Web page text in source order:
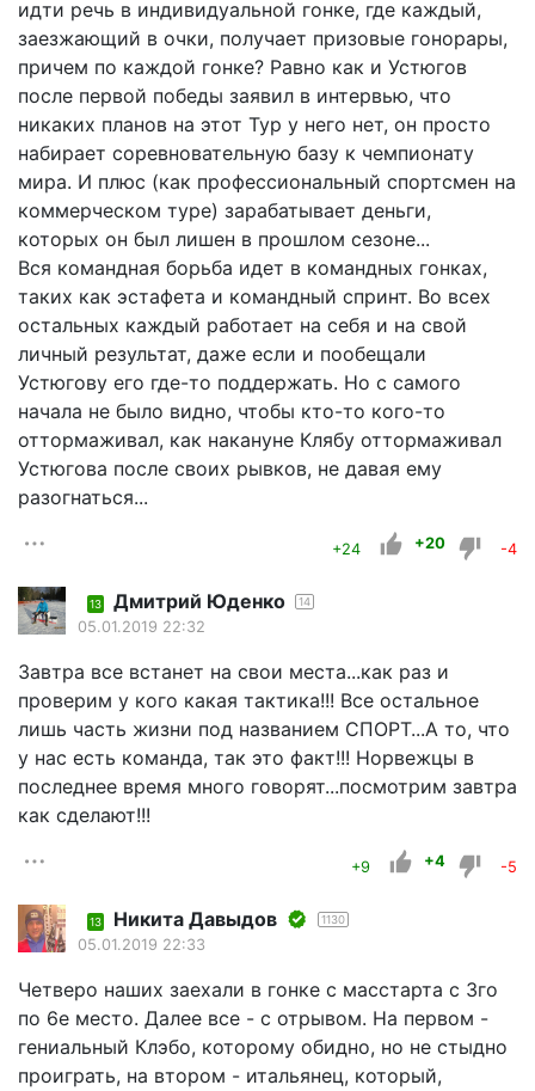
идти речь в индивидуальной гонке, где каждый,
заезжающий в очки, получает призовые гонорары,
причем по каждой гонке? Равно как и Устюгов
после первой победы заявил в интервью, что
никаких планов на этот Тур у него нет, он просто
набирает соревновательную базу к чемпионату
мира. И плюс (как профессиональный спортсмен на
коммерческом туре) зарабатывает деньги,
которых он был лишен в прошлом сезоне...
Вся командная борьба идет в командных гонках,
таких как эстафета и командный спринт. Во всех
остальных каждый работает на себя и на свой
личный результат, даже если и пообещали
Устюгову его где-то поддержать. Но с самого
начала не было видно, чтобы кто-то кого-то
оттормаживал, как накануне Клябу оттормаживал
Устюгова после своих рывков, не давая ему
разогнаться...
+24 +20 -4
13 Дмитрий Юденко 14
05.01.2019 22:32
Завтра все встанет на свои места...как раз и
проверим у кого какая тактика!!! Все остальное
лишь часть жизни под названием СПОРТ...А то, что
у нас есть команда, так это факт!!! Норвежцы в
последнее время много говорят...посмотрим завтра
как сделают!!!
+9 +4 -5
13 Никита Давыдов 1130
05.01.2019 22:33
Четверо наших заехали в гонке с масстарта с 3го
по 6е место. Далее все - с отрывом. На первом -
гениальный Клэбо, которому обидно, но не стыдно
проиграть, на втором - итальянец, который,